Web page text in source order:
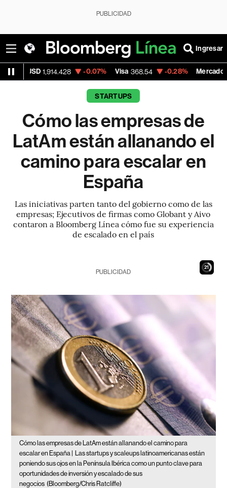
PUBLICIDAD
Ingresar
-0.07% Visa 368.54 -0.28% MercadoLibre 1,924.95
STARTUPS
Cómo las empresas de
LatAm están allanando el
camino para escalar en
España
Las iniciativas parten tanto del gobierno como de las
empresas; Ejecutivos de firmas como Globant y Aivo
contaron a Bloomberg Línea cómo fue su experiencia
de escalado en el país
20
PUBLICIDAD
Cómo las empresas de LatAm están allanando el camino para
escalar en España |
Las startups y scaleups latinoamericanas están
poniendo sus ojos en la Península Ibérica como un punto clave para
oportunidades de inversión y escalado de sus
negocios (Bloomberg/Chris Ratcliffe)